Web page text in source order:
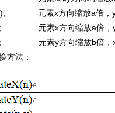
元素x方向缩放a倍，y
元素x方向缩放a倍，y
元素y方向缩放b倍，x
方法：